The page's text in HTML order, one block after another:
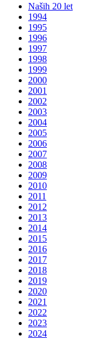
Naših 20 let
1994
1995
1996
1997
1998
1999
2000
2001
2002
2003
2004
2005
2006
2007
2008
2009
2010
2011
2012
2013
2014
2015
2016
2017
2018
2019
2020
2021
2022
2023
2024